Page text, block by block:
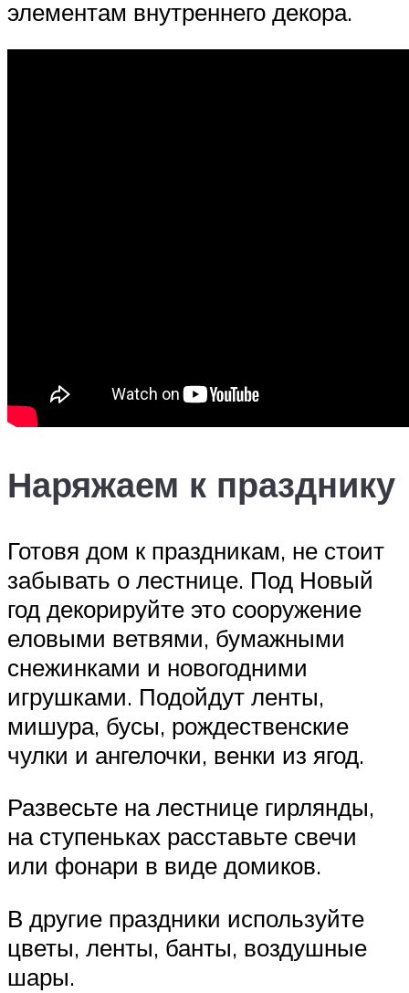
элементам внутреннего декора.
Наряжаем к празднику
Готовя дом к праздникам, не стоит
забывать о лестнице. Под Новый
год декорируйте это сооружение
еловыми ветвями, бумажными
снежинками и новогодними
игрушками. Подойдут ленты,
мишура, бусы, рождественские
чулки и ангелочки, венки из ягод.
Развесьте на лестнице гирлянды,
на ступеньках расставьте свечи
или фонари в виде домиков.
В другие праздники используйте
цветы, ленты, банты, воздушные
шары.